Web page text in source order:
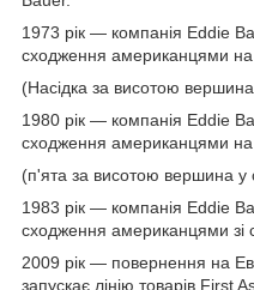
1973 рік — компанія Eddie
сходження американцями на
(Насідка за висотою вершина
1980 рік — компанія Eddie
сходження американцями
(п'ята за висотою вершина у
1983 рік — компанія Eddie
сходження американцями зі
2009 рік — повернення на
запускає лінію товарів First